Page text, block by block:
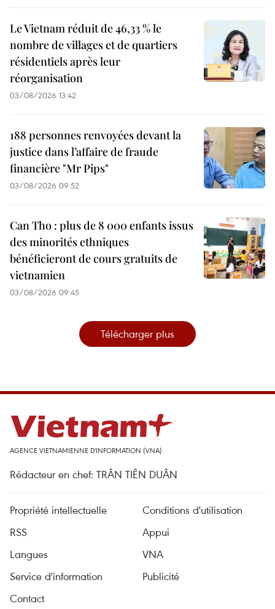
Le Vietnam réduit de 46,33 % le
nombre de villages et de quartiers
résidentiels après leur
réorganisation
03/08/2026 13:42
188 personnes renvoyées devant la
justice dans l’affaire de fraude
financière "Mr Pips"
03/08/2026 09:52
Can Tho : plus de 8 000 enfants issus
des minorités ethniques
bénéficieront de cours gratuits de
vietnamien
03/08/2026 09:45
Télécharger plus
AGENCE VIETNAMIENNE D'INFORMATION (VNA)
Rédacteur en chef: TRÂN TIÊN DUÂN
Propriété intellectuelle
Conditions d'utilisation
RSS
Appui
Langues
VNA
Service d'information
Publicité
Contact